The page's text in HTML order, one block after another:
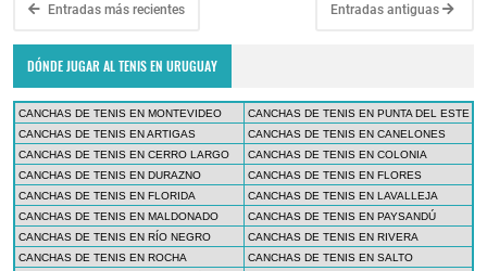
Entradas más recientes Entradas antiguas
DÓNDE JUGAR AL TENIS EN URUGUAY
CANCHAS DE TENIS EN MONTEVIDEO
CANCHAS DE TENIS EN PUNTA DEL ESTE
CANCHAS DE TENIS EN ARTIGAS
CANCHAS DE TENIS EN CANELONES
CANCHAS DE TENIS EN CERRO LARGO
CANCHAS DE TENIS EN COLONIA
CANCHAS DE TENIS EN DURAZNO
CANCHAS DE TENIS EN FLORES
CANCHAS DE TENIS EN FLORIDA
CANCHAS DE TENIS EN LAVALLEJA
CANCHAS DE TENIS EN MALDONADO
CANCHAS DE TENIS EN PAYSANDÚ
CANCHAS DE TENIS EN RÍO NEGRO
CANCHAS DE TENIS EN RIVERA
CANCHAS DE TENIS EN ROCHA
CANCHAS DE TENIS EN SALTO